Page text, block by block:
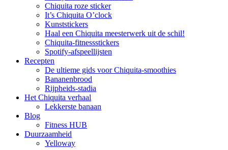
Chiquita roze sticker
It’s Chiquita O’clock
Kunststickers
Haal een Chiquita meesterwerk uit de schil!
Chiquita-fitnessstickers
Spotify-afspeellijsten
Recepten
De ultieme gids voor Chiquita-smoothies
Bananenbrood
Rijpheids-stadia
Het Chiquita verhaal
Lekkerste banaan
Blog
Fitness HUB
Duurzaamheid
Yelloway